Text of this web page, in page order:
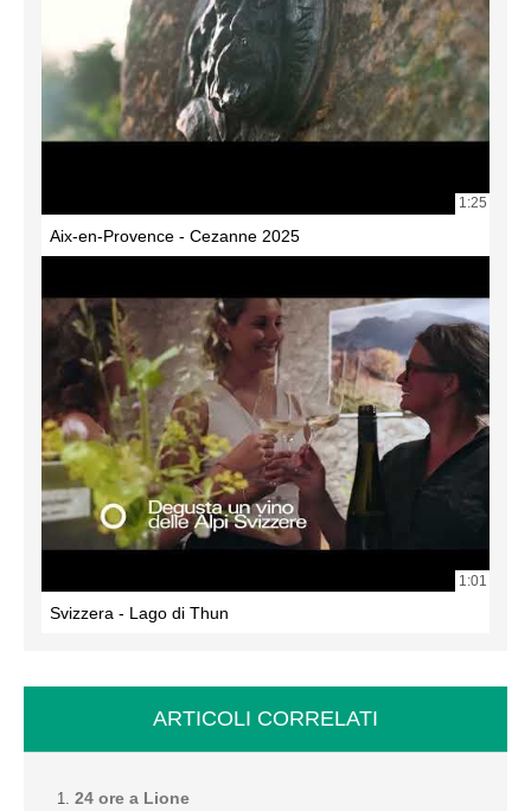
1:25
Aix-en-Provence - Cezanne 2025
1:01
Svizzera - Lago di Thun
ARTICOLI CORRELATI
24 ore a Lione